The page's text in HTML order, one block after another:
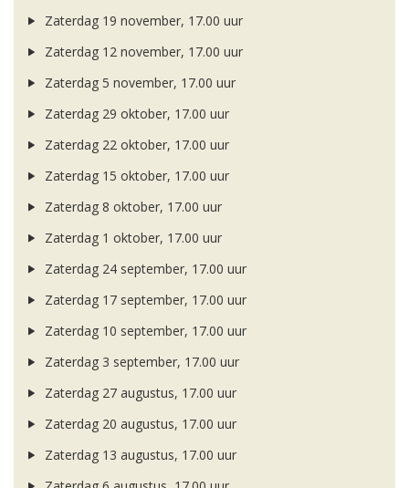
Zaterdag 19 november, 17.00 uur
Zaterdag 12 november, 17.00 uur
Zaterdag 5 november, 17.00 uur
Zaterdag 29 oktober, 17.00 uur
Zaterdag 22 oktober, 17.00 uur
Zaterdag 15 oktober, 17.00 uur
Zaterdag 8 oktober, 17.00 uur
Zaterdag 1 oktober, 17.00 uur
Zaterdag 24 september, 17.00 uur
Zaterdag 17 september, 17.00 uur
Zaterdag 10 september, 17.00 uur
Zaterdag 3 september, 17.00 uur
Zaterdag 27 augustus, 17.00 uur
Zaterdag 20 augustus, 17.00 uur
Zaterdag 13 augustus, 17.00 uur